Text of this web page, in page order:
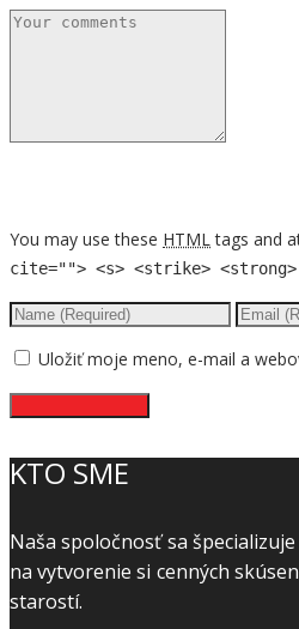
You may use these HTMLtags and
cite=""> <s> <strike> <strong>
Uložiť moje meno, e-mail a
KTO SME
Naša spoločnosť sa
na vytvorenie si cenných
starostí.